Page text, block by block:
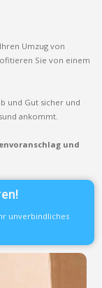
Umzug von
Sie von einem
und Gut sicher und
ankommt.
und
unverbindliches